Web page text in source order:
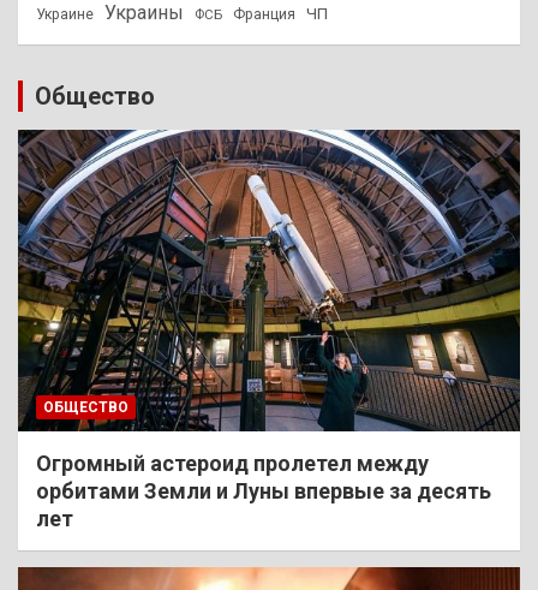
Украине Украины ФСБ Франция ЧП
Общество
ОБЩЕСТВО
Огромный астероид пролетел между
орбитами Земли и Луны впервые за десять
лет